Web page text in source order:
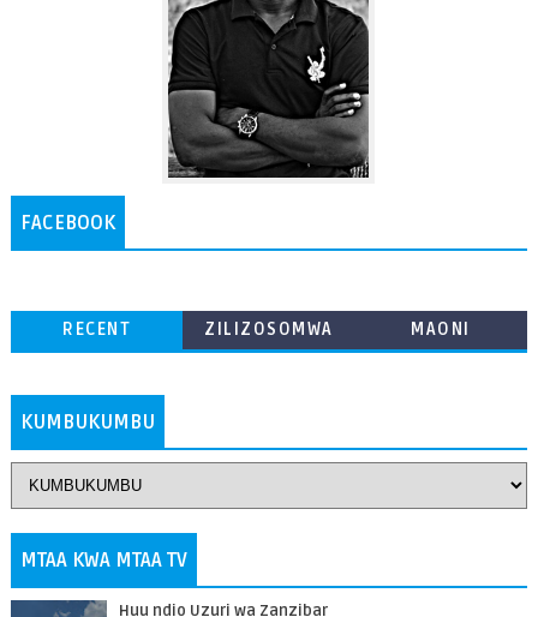
FACEBOOK
RECENT
ZILIZOSOMWA
MAONI
KUMBUKUMBU
MTAA KWA MTAA TV
Huu ndio Uzuri wa Zanzibar